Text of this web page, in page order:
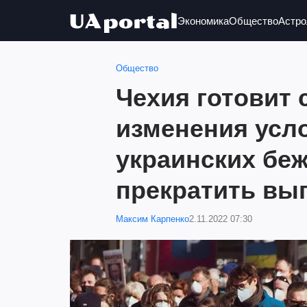
ЭкономикаОбщество
Общество
Чехия готовит
изменения
украинских
прекратить
Максим Карпенко2.11.2022 07:30